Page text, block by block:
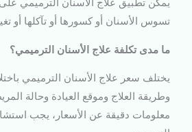
تسوس الأسنان أو كسورها أو تآكلها أو
ما مدى تكلفة علاج الأسنان الترميمي؟
يختلف سعر علاج الأسنان الترميمي
وطريقة العلاج وموقع العيادة وحالة
معلومات دقيقة عن الأسعار، يجب